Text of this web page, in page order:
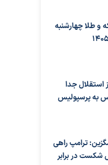
و طلا چهارشنبه
استقلال جدا
به پرسپولیس
ترامپ راهی
شکست در برابر